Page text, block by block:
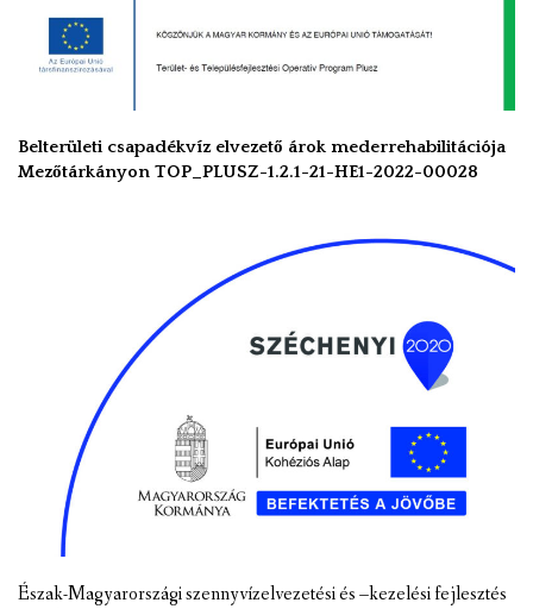
Belterületi csapadékvíz elvezető árok mederrehabilitációja
Mezőtárkányon TOP_PLUSZ-1.2.1-21-HE1-2022-00028
Észak-Magyarországi szennyvízelvezetési és –kezelési fejlesztés